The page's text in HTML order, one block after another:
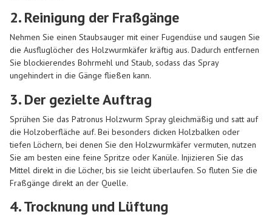
2. Reinigung der Fraßgänge
Nehmen Sie einen Staubsauger mit einer Fugendüse und saugen Sie
die Ausfluglöcher des Holzwurmkäfer kräftig aus. Dadurch entfernen
Sie blockierendes Bohrmehl und Staub, sodass das Spray
ungehindert in die Gänge fließen kann.
3. Der gezielte Auftrag
Sprühen Sie das Patronus Holzwurm Spray gleichmäßig und satt auf
die Holzoberfläche auf. Bei besonders dicken Holzbalken oder
tiefen Löchern, bei denen Sie den Holzwurmkäfer vermuten, nutzen
Sie am besten eine feine Spritze oder Kanüle. Injizieren Sie das
Mittel direkt in die Löcher, bis sie leicht überlaufen. So fluten Sie die
Fraßgänge direkt an der Quelle.
4. Trocknung und Lüftung